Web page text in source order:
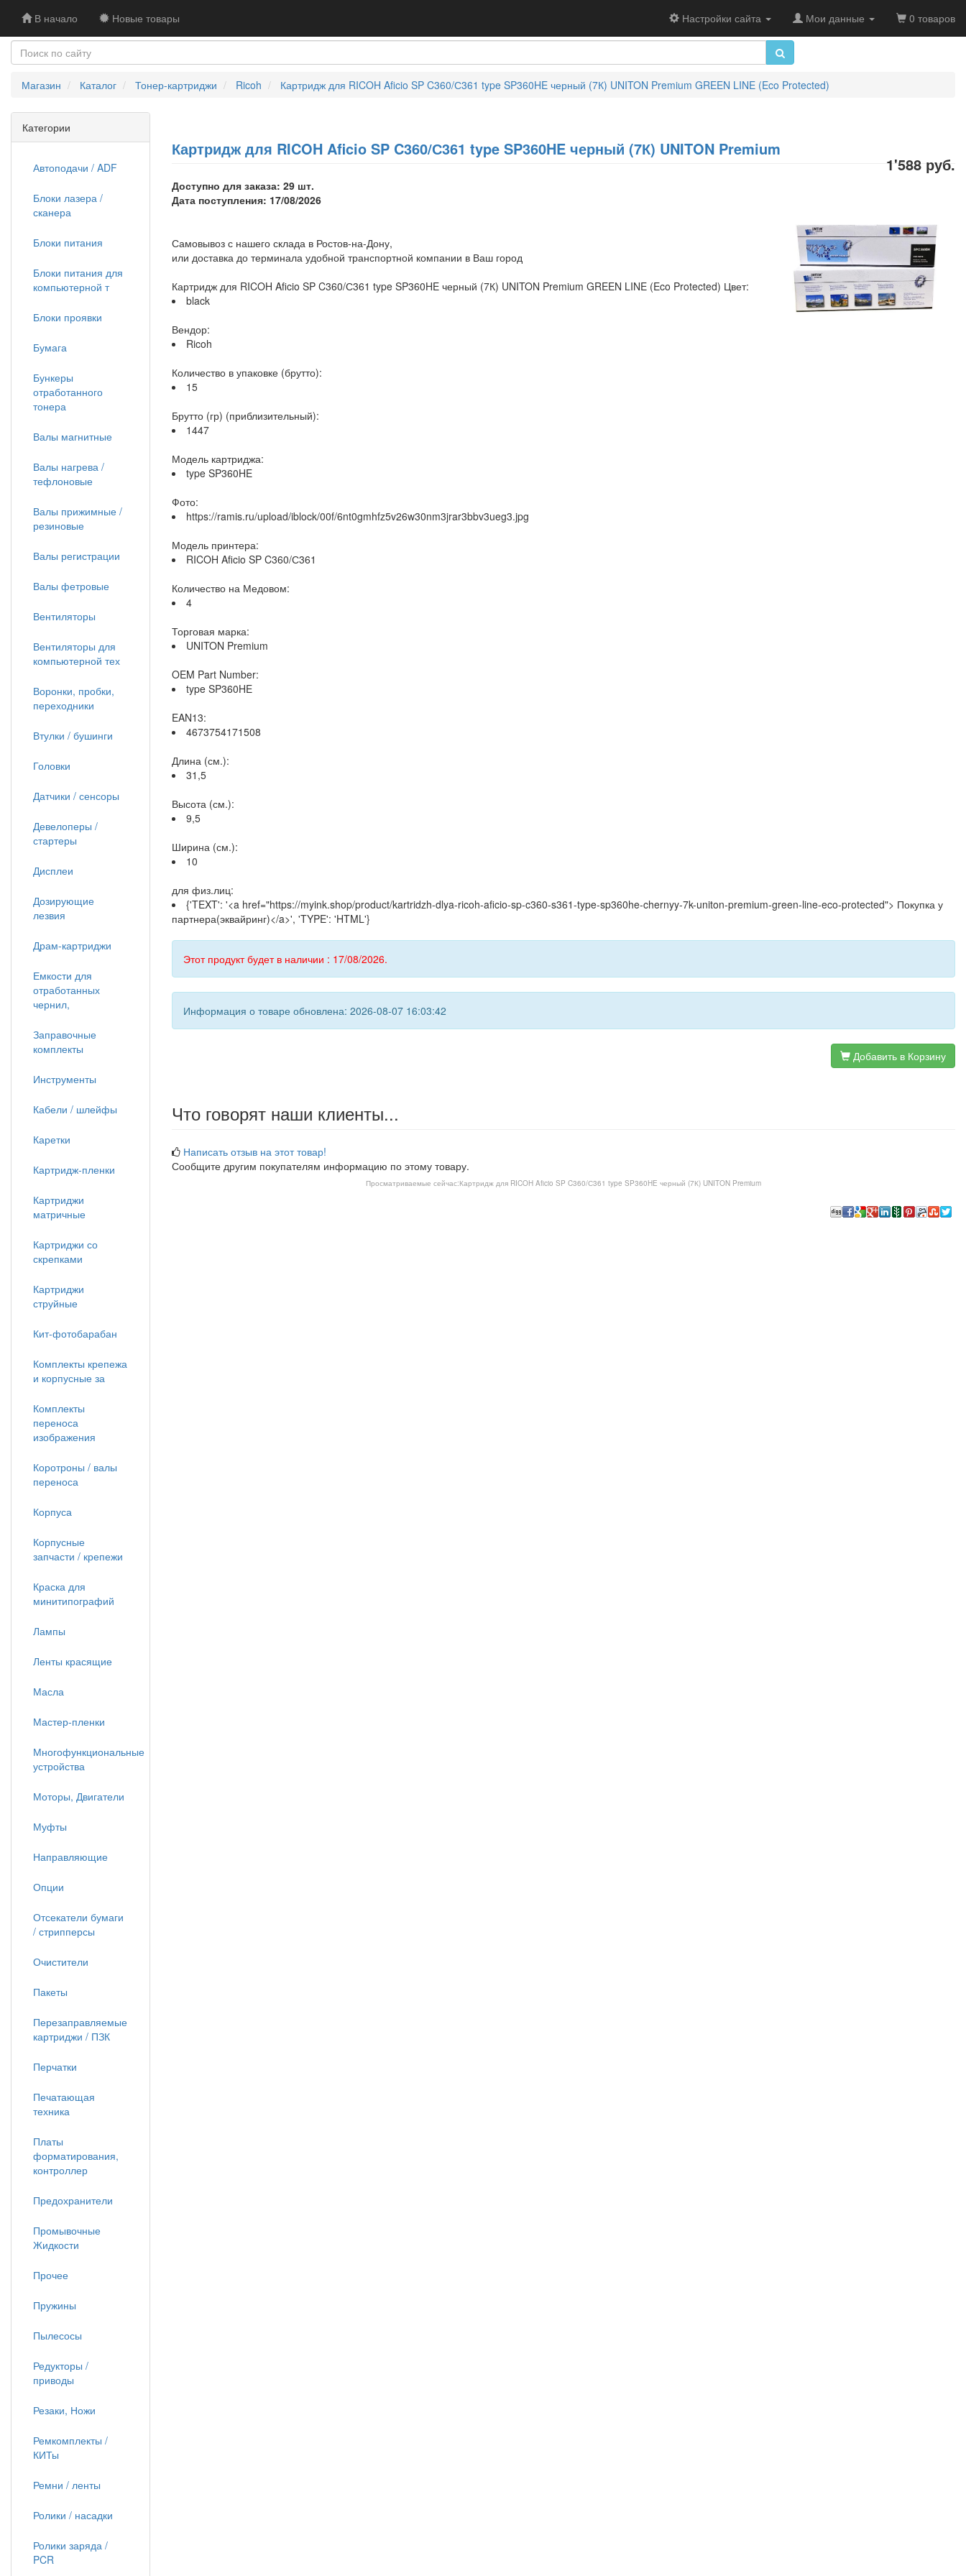
В начало Новые товары Настройки сайта Мои данные 0 товаров
Магазин Каталог Тонер-картриджи Ricoh Картридж для RICOH Aficio SP C360/С361 type SP360HE черный (7К) UNITON Premium GREEN LINE (Eco Protected)
Картридж для RICOH Aficio SP C360/С361 type SP360HE черный (7К) UNITON Premium
1'588 руб.
Доступно для заказа: 29 шт.
Дата поступления: 17/08/2026
Самовывоз с нашего склада в Ростов-на-Дону,
или доставка до терминала удобной транспортной компании в Ваш город
Картридж для RICOH Aficio SP C360/С361 type SP360HE черный (7К) UNITON Premium GREEN LINE (Eco Protected) Цвет:
black
Вендор:
Ricoh
Количество в упаковке (брутто):
15
Брутто (гр) (приблизительный):
1447
Модель картриджа:
type SP360HE
Фото:
https://ramis.ru/upload/iblock/00f/6nt0gmhfz5v26w30nm3jrar3bbv3ueg3.jpg
Модель принтера:
RICOH Aficio SP C360/С361
Количество на Медовом:
4
Торговая марка:
UNITON Premium
OEM Part Number:
type SP360HE
EAN13:
4673754171508
Длина (см.):
31,5
Высота (см.):
9,5
Ширина (см.):
10
для физ.лиц:
{'TEXT': '<a href="https://myink.shop/product/kartridzh-dlya-ricoh-aficio-sp-c360-s361-type-sp360he-chernyy-7k-uniton-premium-green-line-eco-protected"> Покупка у
партнера(эквайринг)</a>', 'TYPE': 'HTML'}
Этот продукт будет в наличии : 17/08/2026.
Информация о товаре обновлена: 2026-08-07 16:03:42
Добавить в Корзину
Что говорят наши клиенты...
Написать отзыв на этот товар!
Сообщите другим покупателям информацию по этому товару.
Просматриваемые сейчас:Картридж для RICOH Aficio SP C360/С361 type SP360HE черный (7К) UNITON Premium
Категории
Автоподачи / ADF
Блоки лазера /
сканера
Блоки питания
Блоки питания для
компьютерной т
Блоки проявки
Бумага
Бункеры
отработанного
тонера
Валы магнитные
Валы нагрева /
тефлоновые
Валы прижимные /
резиновые
Валы регистрации
Валы фетровые
Вентиляторы
Вентиляторы для
компьютерной тех
Воронки, пробки,
переходники
Втулки / бушинги
Головки
Датчики / сенсоры
Девелоперы /
стартеры
Дисплеи
Дозирующие
лезвия
Драм-картриджи
Емкости для
отработанных
чернил,
Заправочные
комплекты
Инструменты
Кабели / шлейфы
Каретки
Картридж-пленки
Картриджи
матричные
Картриджи со
скрепками
Картриджи
струйные
Кит-фотобарабан
Комплекты крепежа
и корпусные за
Комплекты
переноса
изображения
Коротроны / валы
переноса
Корпуса
Корпусные
запчасти / крепежи
Краска для
минитипографий
Лампы
Ленты красящие
Масла
Мастер-пленки
Многофункциональные
устройства
Моторы, Двигатели
Муфты
Направляющие
Опции
Отсекатели бумаги
/ стрипперсы
Очистители
Пакеты
Перезаправляемые
картриджи / ПЗК
Перчатки
Печатающая
техника
Платы
форматирования,
контроллер
Предохранители
Промывочные
Жидкости
Прочее
Пружины
Пылесосы
Редукторы /
приводы
Резаки, Ножи
Ремкомплекты /
КИТы
Ремни / ленты
Ролики / насадки
Ролики заряда /
PCR